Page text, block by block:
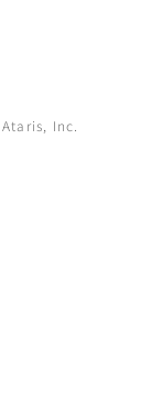
Inc.